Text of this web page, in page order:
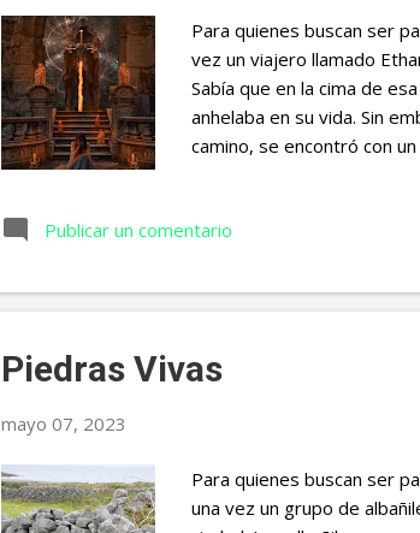
Para quienes buscan ser
vez un viajero llamado
Sabía que en la cima de
anhelaba en su vida. Sin
camino, se encontró con
abrirse hacia el pasado.
ayudarlo en su ascenso.
los recuerdos que llevaba
Publicar un comentario
Piedras Vivas
mayo 07, 2023
Para quienes buscan ser
una vez un grupo de